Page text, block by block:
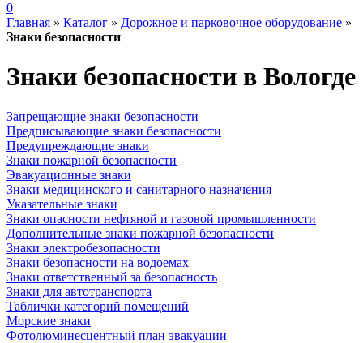
0
Главная » Каталог » Дорожное и парковочное оборудование »
Знаки безопасности
Знаки безопасности в Вологде
Запрещающие знаки безопасности
Предписывающие знаки безопасности
Предупреждающие знаки
Знаки пожарной безопасности
Эвакуационные знаки
Знаки медицинского и санитарного назначения
Указательные знаки
Знаки опасности нефтяной и газовой промышленности
Дополнительные знаки пожарной безопасности
Знаки электробезопасности
Знаки безопасности на водоемах
Знаки ответственный за безопасность
Знаки для автотранспорта
Таблички категорий помещений
Морские знаки
Фотолюминесцентный план эвакуации